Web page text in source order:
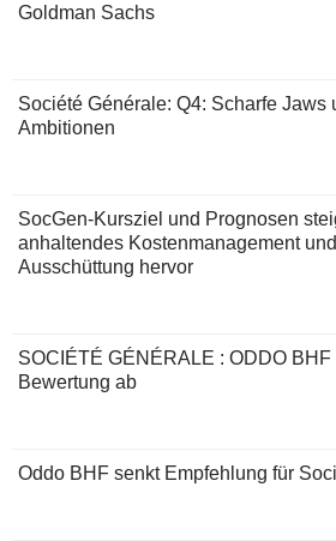
Goldman Sachs
Société Générale: Q4: Scharfe Jaws
Ambitionen
SocGen-Kursziel und Prognosen
anhaltendes Kostenmanagement
Ausschüttung hervor
SOCIÉTÉ GÉNÉRALE : ODDO
Bewertung ab
Oddo BHF senkt Empfehlung für